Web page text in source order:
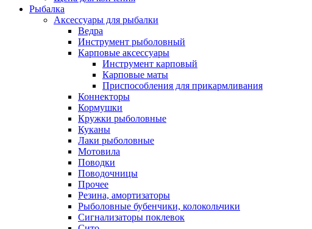
Рыбалка
Аксессуары для рыбалки
Ведра
Инструмент рыболовный
Карповые аксессуары
Инструмент карповый
Карповые маты
Приспособления для прикармливания
Коннекторы
Кормушки
Кружки рыболовные
Куканы
Лаки рыболовные
Мотовила
Поводки
Поводочницы
Прочее
Резина, амортизаторы
Рыболовные бубенчики, колокольчики
Сигнализаторы поклевок